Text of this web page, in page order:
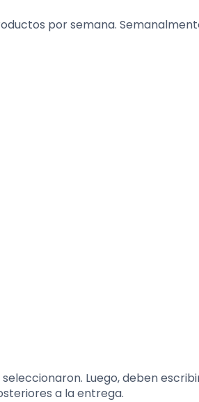
por semana.
Luego, deben
a la entrega.